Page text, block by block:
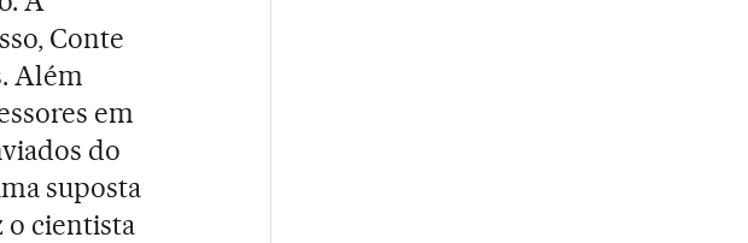
Conte
Além
em
do
suposta
o cientista